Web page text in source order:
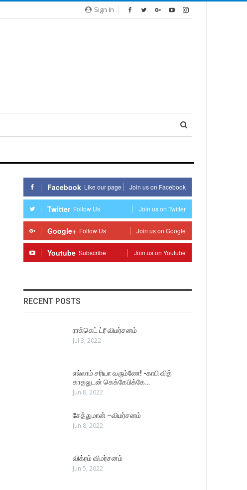
Sign In
Facebook Like our page Join us on Facebook
Twitter Follow Us Join us on Twitter
Google+ Follow Us Join us on Google
Youtube Subscribe Join us on Youtube
RECENT POSTS
ராக்கெட் ட்ரீ விமர்சனம்
Jul 3, 2022
எல்லாம் சரியா வரும்ணே! -காபி வித்
காதலுடன் கெக்கேபிக்கே…
Jun 8, 2022
சேத்துமான் –விமர்சனம்
Jun 8, 2022
விக்ரம் விமர்சனம்
Jun 5, 2022